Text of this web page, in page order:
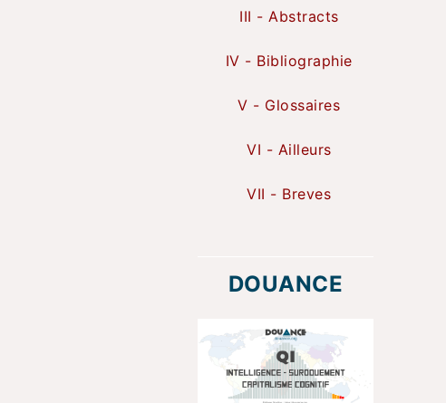
III - Abstracts
IV - Bibliographie
V - Glossaires
VI - Ailleurs
VII - Breves
DOUANCE